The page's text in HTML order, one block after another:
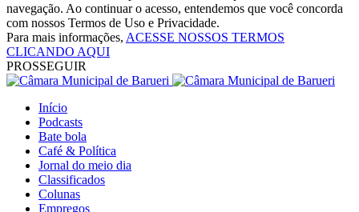
navegação. Ao continuar o acesso, entendemos que você concorda
com nossos Termos de Uso e Privacidade.
Para mais informações, ACESSE NOSSOS TERMOS
CLICANDO AQUI
PROSSEGUIR
Início
Podcasts
Bate bola
Café & Política
Jornal do meio dia
Classificados
Colunas
Empregos